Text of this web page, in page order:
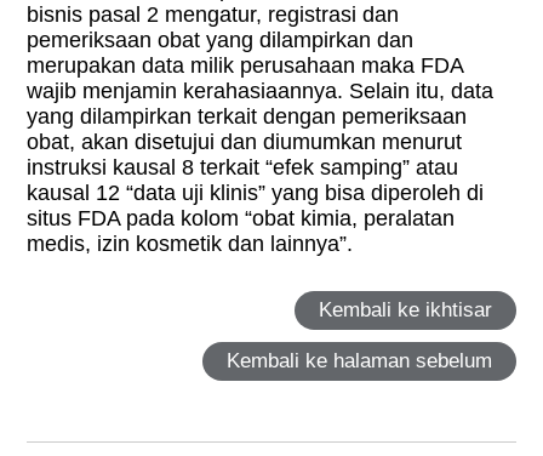
bisnis pasal 2 mengatur, registrasi dan
pemeriksaan obat yang dilampirkan dan
merupakan data milik perusahaan maka FDA
wajib menjamin kerahasiaannya. Selain itu, data
yang dilampirkan terkait dengan pemeriksaan
obat, akan disetujui dan diumumkan menurut
instruksi kausal 8 terkait “efek samping” atau
kausal 12 “data uji klinis” yang bisa diperoleh di
situs FDA pada kolom “obat kimia, peralatan
medis, izin kosmetik dan lainnya”.
Kembali ke ikhtisar
Kembali ke halaman sebelum